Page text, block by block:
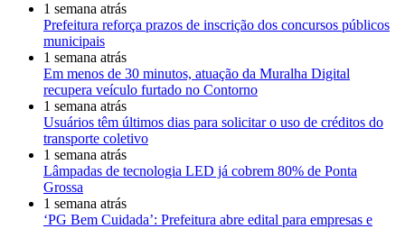
1 semana atrás
Prefeitura reforça prazos de inscrição dos concursos públicos
municipais
1 semana atrás
Em menos de 30 minutos, atuação da Muralha Digital
recupera veículo furtado no Contorno
1 semana atrás
Usuários têm últimos dias para solicitar o uso de créditos do
transporte coletivo
1 semana atrás
Lâmpadas de tecnologia LED já cobrem 80% de Ponta
Grossa
1 semana atrás
‘PG Bem Cuidada’: Prefeitura abre edital para empresas e